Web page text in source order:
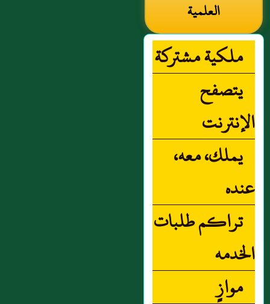
العلمية
ملكية مشتركة
يتصفح
الإنترنت
يملك، معه،
عنده
تراكم طلبات
الخدمه
موازٍ